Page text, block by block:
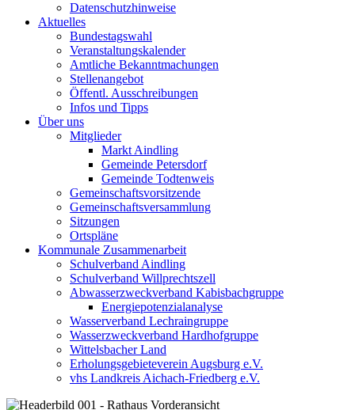
Datenschutzhinweise
Aktuelles
Bundestagswahl
Veranstaltungskalender
Amtliche Bekanntmachungen
Stellenangebot
Öffentl. Ausschreibungen
Infos und Tipps
Über uns
Mitglieder
Markt Aindling
Gemeinde Petersdorf
Gemeinde Todtenweis
Gemeinschaftsvorsitzende
Gemeinschaftsversammlung
Sitzungen
Ortspläne
Kommunale Zusammenarbeit
Schulverband Aindling
Schulverband Willprechtszell
Abwasserzweckverband Kabisbachgruppe
Energiepotenzialanalyse
Wasserverband Lechraingruppe
Wasserzweckverband Hardhofgruppe
Wittelsbacher Land
Erholungsgebieteverein Augsburg e.V.
vhs Landkreis Aichach-Friedberg e.V.